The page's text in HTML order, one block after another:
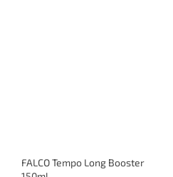
FALCO Tempo Long Booster